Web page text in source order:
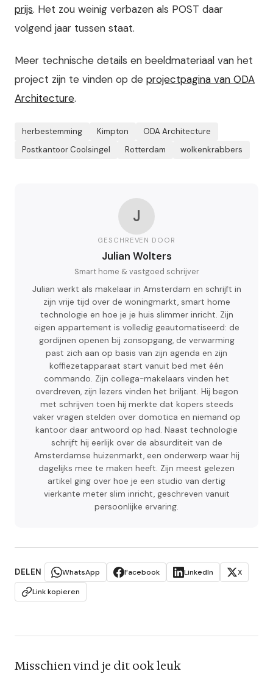
prijs. Het zou weinig verbazen als POST daar
volgend jaar tussen staat.
Meer technische details en beeldmateriaal van het
project zijn te vinden op de projectpagina van ODA
Architecture.
herbestemming Kimpton
ODA Architecture
Postkantoor Coolsingel
Rotterdam wolkenkrabbers
J
GESCHREVEN DOOR
Julian Wolters
Smart home & vastgoed schrijver
Julian werkt als makelaar in Amsterdam en schrijft in
zijn vrije tijd over de woningmarkt, smart home
technologie en hoe je je huis slimmer inricht. Zijn
eigen appartement is volledig geautomatiseerd: de
gordijnen openen bij zonsopgang, de verwarming
past zich aan op basis van zijn agenda en zijn
koffiezetapparaat start vanuit bed met één
commando. Zijn collega-makelaars vinden het
overdreven, zijn lezers vinden het briljant. Hij begon
met schrijven toen hij merkte dat kopers steeds
vaker vragen stelden over domotica en niemand op
kantoor daar antwoord op had. Naast technologie
schrijft hij eerlijk over de absurditeit van de
Amsterdamse huizenmarkt, een onderwerp waar hij
dagelijks mee te maken heeft. Zijn meest gelezen
artikel ging over hoe je een studio van dertig
vierkante meter slim inricht, geschreven vanuit
persoonlijke ervaring.
DELEN WhatsApp Facebook LinkedIn
X
Link kopieren
Misschien vind je dit ook leuk